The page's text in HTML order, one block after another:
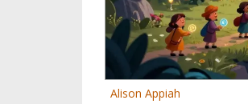
Alison Appiah